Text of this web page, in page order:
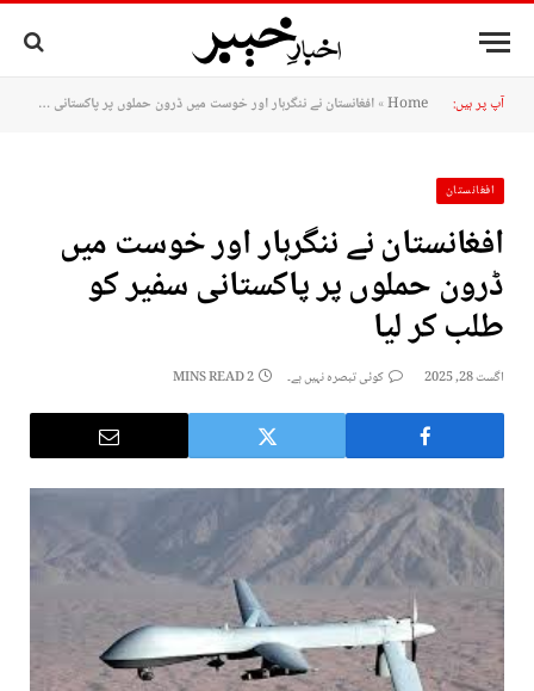
آپ پر ہیں: Home
»افغانستان نے ننگرہار اور خوست میں ڈرون حملوں پر پاکستانی سفیر کو طلب کر لیا
افغانستان
افغانستان نے ننگرہار اور خوست میں
ڈرون حملوں پر پاکستانی سفیر کو
طلب کر لیا
اگست 28, 2025 کوئی تبصرہ نہیں ہے۔ 2 MINS READ